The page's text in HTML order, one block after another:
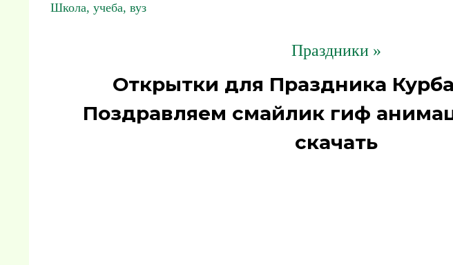
Школа, учеба, вуз
Праздники »
Открытки для Праздника
Поздравляем смайлик гиф
скачать